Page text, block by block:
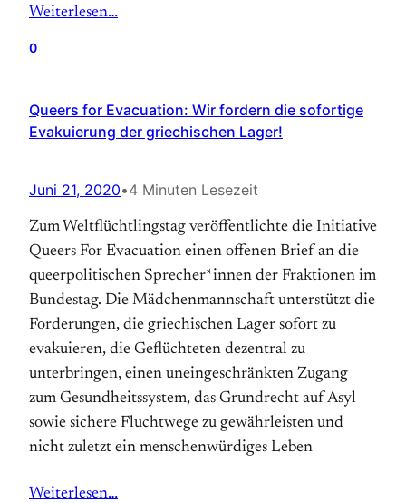
Weiterlesen…
0
Queers for Evacuation: Wir fordern die sofortige
Evakuierung der griechischen Lager!
Juni 21, 2020•4 Minuten Lesezeit
Zum Weltflüchtlingstag veröffentlichte die Initiative
Queers For Evacuation einen offenen Brief an die
queerpolitischen Sprecher*innen der Fraktionen im
Bundestag. Die Mädchenmannschaft unterstützt die
Forderungen, die griechischen Lager sofort zu
evakuieren, die Geflüchteten dezentral zu
unterbringen, einen uneingeschränkten Zugang
zum Gesundheitssystem, das Grundrecht auf Asyl
sowie sichere Fluchtwege zu gewährleisten und
nicht zuletzt ein menschenwürdiges Leben
Weiterlesen…